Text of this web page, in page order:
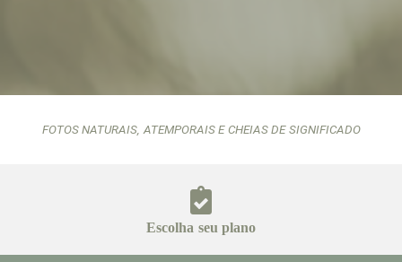
FOTOS NATURAIS, ATEMPORAIS E CHEIAS DE SIGNIFICADO
Escolha seu plano